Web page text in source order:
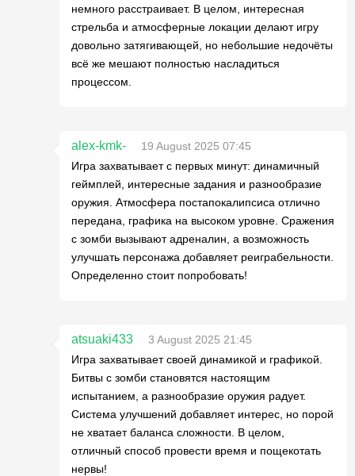
немного расстраивает. В целом, интересная
стрельба и атмосферные локации делают игру
довольно затягивающей, но небольшие недочёты
всё же мешают полностью насладиться
процессом.
alex-kmk-
19 August 2025 07:45
Игра захватывает с первых минут: динамичный
геймплей, интересные задания и разнообразие
оружия. Атмосфера постапокалипсиса отлично
передана, графика на высоком уровне. Сражения
с зомби вызывают адреналин, а возможность
улучшать персонажа добавляет реиграбельности.
Определенно стоит попробовать!
atsuaki433
3 August 2025 21:45
Игра захватывает своей динамикой и графикой.
Битвы с зомби становятся настоящим
испытанием, а разнообразие оружия радует.
Система улучшений добавляет интерес, но порой
не хватает баланса сложности. В целом,
отличный способ провести время и пощекотать
нервы!